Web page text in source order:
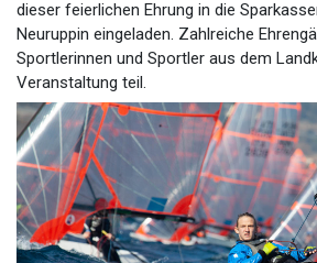
dieser feierlichen Ehrung in die
Neuruppin eingeladen. Zahlreiche
Sportlerinnen und Sportler aus dem
Veranstaltung teil.